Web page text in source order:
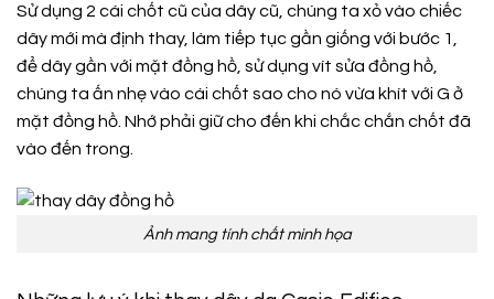
Sử dụng 2 cái chốt cũ của dây cũ, chúng ta xỏ vào chiếc
dây mới mà định thay, làm tiếp tục gần giống với bước 1,
để dây gần với mặt đồng hồ, sử dụng vít sửa đồng hồ,
chúng ta ấn nhẹ vào cái chốt sao cho nó vừa khít với G ở
mặt đồng hồ. Nhớ phải giữ cho đến khi chắc chắn chốt đã
vào đến trong.
Ảnh mang tính chất minh họa